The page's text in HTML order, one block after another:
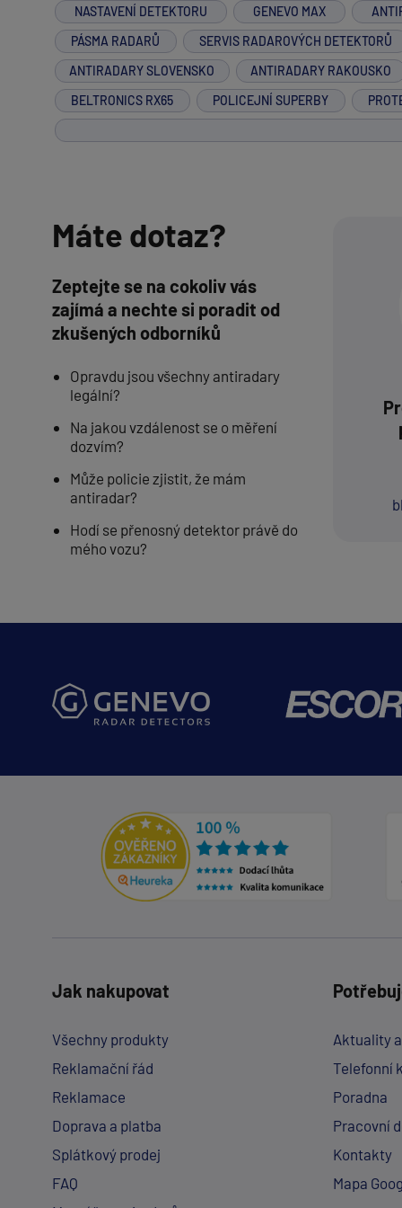
NASTAVENÍ DETEKTORU GENEVO MAX
PÁSMA RADARŮ
SERVIS RADAROVÝCH DETEKTORŮ
ANTIRADARY SLOVENSKO
ANTIRADARY RAKOUSKO
BELTRONICS RX65
POLICEJNÍ SUPERBY
Máte dotaz?
Zeptejte se na cokoliv vás
zajímá a nechte si poradit od
zkušených odborníků
Opravdu jsou všechny antiradary
legální?
Na jakou vzdálenost se o měření
dozvím?
Může policie zjistit, že mám
antiradar?
Hodí se přenosný detektor právě do
mého vozu?
Jak nakupovat
Všechny produkty
Reklamační řád
Reklamace
Doprava a platba
Splátkový prodej
FAQ
Aktuality
Telefonní
Poradna
Pracovní
Kontakty
Mapa